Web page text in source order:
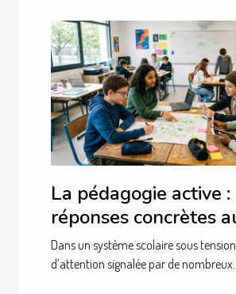
La pédagogie active :
réponses concrètes
besoins actuels des
Dans un système scolaire sous
d’attention signalée par de nombreux...